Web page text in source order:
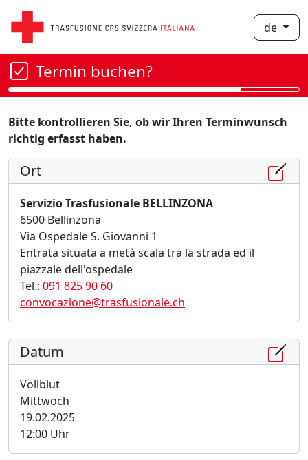
de
Termin buchen?
Bitte kontrollieren Sie, ob wir Ihren Terminwunsch
richtig erfasst haben.
Ort
Servizio Trasfusionale BELLINZONA
6500 Bellinzona
Via Ospedale S. Giovanni 1
Entrata situata a metà scala tra la strada ed il
piazzale dell'ospedale
Tel.: 091 825 90 60
convocazione@trasfusionale.ch
Datum
Vollblut
Mittwoch
19.02.2025
12:00 Uhr